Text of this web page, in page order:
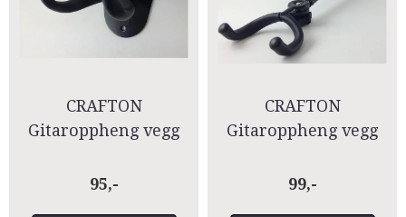
CRAFTON
Gitaroppheng vegg
95,-
CRAFTON
Gitaroppheng vegg
99,-